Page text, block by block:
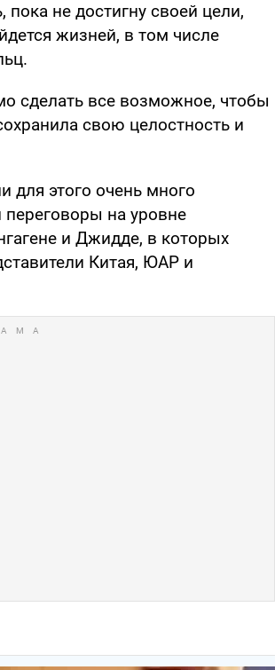
пока не достигну своей цели,
жизней, в том числе
сделать все возможное, чтобы
свою целостность и
для этого очень много
на уровне
и Джидде, в которых
Китая, ЮАР и